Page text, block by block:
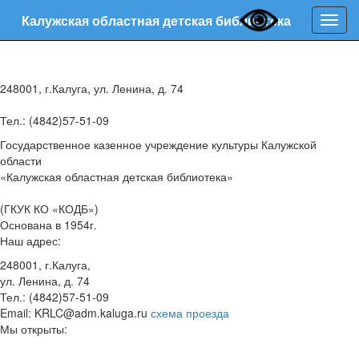
Калужская областная детская библиотека
248001, г.Калуга, ул. Ленина, д. 74
Тел.: (4842)57-51-09
Государственное казенное учреждение культуры Калужской
области
«Калужская областная детская библиотека»
(ГКУК КО «КОДБ»)
Основана в 1954г.
Наш адрес:
248001, г.Калуга,
ул. Ленина, д. 74
Тел.: (4842)57-51-09
Email: KRLC@adm.kaluga.ru схема проезда
Мы открыты: